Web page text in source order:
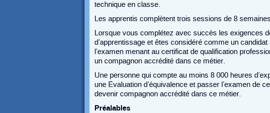
technique en classe.
Les apprentis complètent trois sessions de 8
Lorsque vous complétez avec succès les exigences
d’apprentissage et êtes considéré comme un
l’examen menant au certificat de qualification
un compagnon accrédité dans ce métier.
Une personne qui compte au moins 8 000 heures
une Évaluation d’équivalence et passer l’examen de
devenir compagnon accrédité dans ce métier.
Préalables